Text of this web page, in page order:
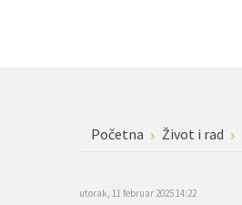
Početna Život i rad
utorak, 11 februar 2025 14:22